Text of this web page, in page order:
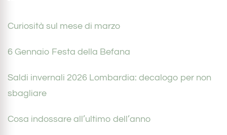
Curiosità sul mese di marzo
6 Gennaio Festa della Befana
Saldi invernali 2026 Lombardia: decalogo per non
sbagliare
Cosa indossare all’ultimo dell’anno